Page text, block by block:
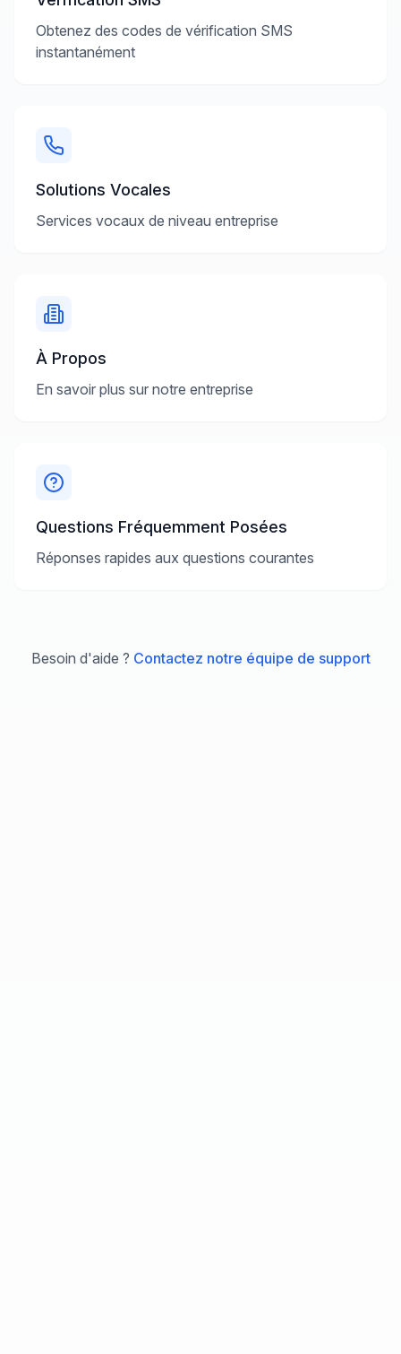
Obtenez des codes de vérification SMS
instantanément
Solutions Vocales
Services vocaux de niveau entreprise
À Propos
En savoir plus sur notre entreprise
Questions Fréquemment Posées
Réponses rapides aux questions courantes
Besoin d'aide ? Contactez notre équipe de support